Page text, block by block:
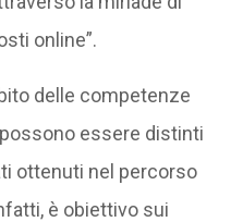
online”.
delle competenze
essere distinti
ottenuti nel percorso
è obiettivo sui